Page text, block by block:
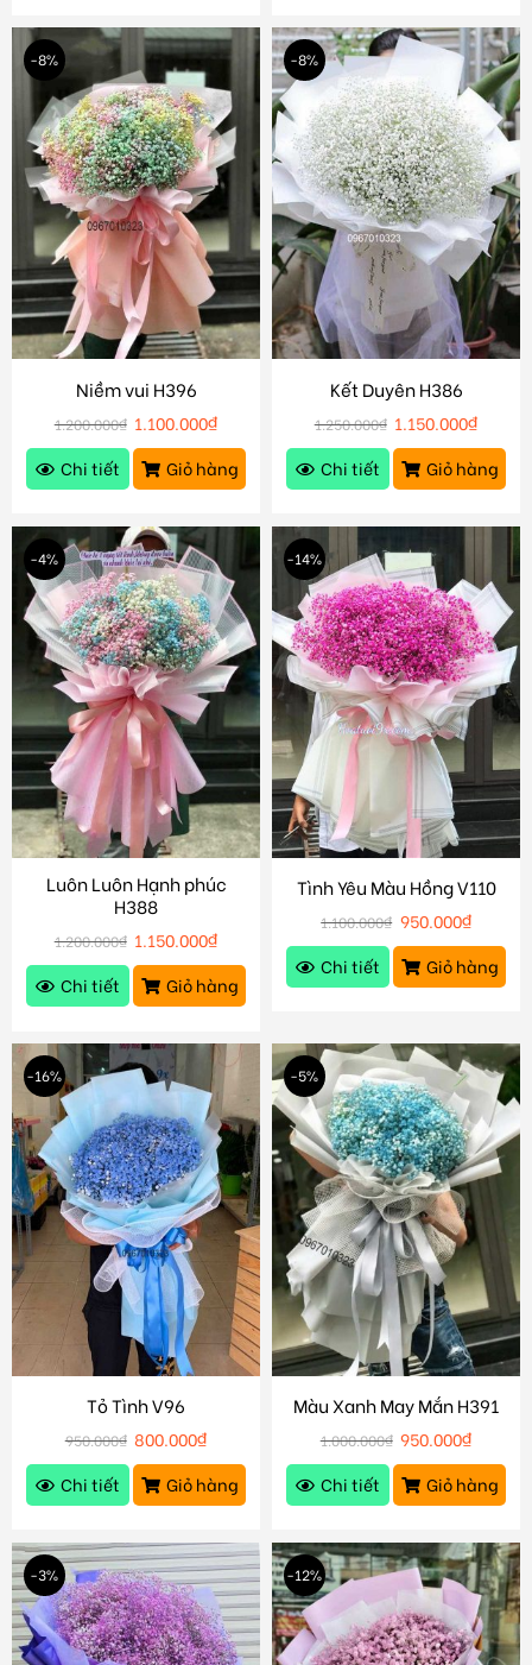
-8%
Niềm vui H396
1.200.000₫ 1.100.000₫
Chi tiết
Giỏ hàng
-8%
Kết Duyên H386
1.250.000₫ 1.150.000₫
Chi tiết
Giỏ hàng
-4%
Luôn Luôn Hạnh phúc
H388
1.200.000₫ 1.150.000₫
Chi tiết
Giỏ hàng
-14%
Tình Yêu Màu Hồng V110
1.100.000₫ 950.000₫
Chi tiết
Giỏ hàng
-16%
Tỏ Tình V96
950.000₫ 800.000₫
Chi tiết
Giỏ hàng
-5%
Màu Xanh May Mắn H391
1.000.000₫ 950.000₫
Chi tiết
Giỏ hàng
-3% -12%